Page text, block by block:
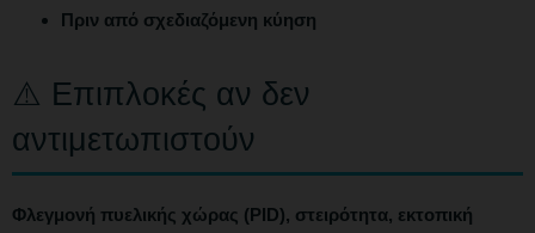
Πριν από σχεδιαζόμενη κύηση
⚠️ Επιπλοκές αν δεν
αντιμετωπιστούν
Φλεγμονή πυελικής χώρας (PID), στειρότητα, εκτοπική